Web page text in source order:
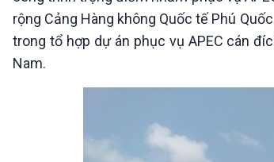
rộng Cảng Hàng không Quốc tế Phú
trong tổ hợp dự án phục vụ APEC cán
Nam.